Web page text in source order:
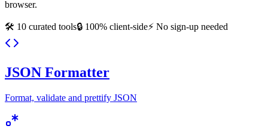
browser.
🛠️ 10 curated tools🔒 100% client-side⚡ No sign-up needed
JSON Formatter
Format, validate and prettify JSON